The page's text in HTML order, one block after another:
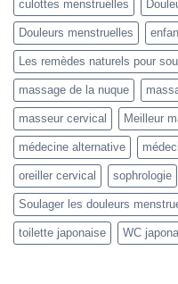
culottes menstruelles
Douleurs menstruelles
Les remèdes naturels pour
massage de la nuque
masseur cervical Meilleur
médecine alternative
oreiller cervical sophrologie
Soulager les douleurs
toilette japonaise WC